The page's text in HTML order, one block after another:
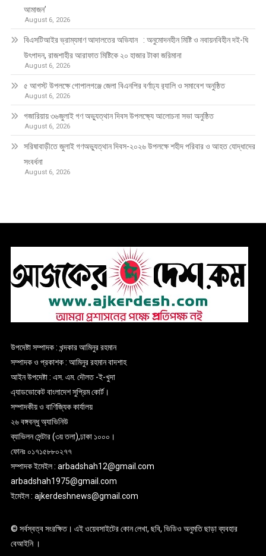
আমাজন’
August 6, 2026
বিএসটিআইর ভ্রাম্যমাণ আদালতের অভিযান : অনুমোদনহীন মিষ্টি ও নবায়নবিহীন দই-ঘি
উৎপাদন, রাজশাহীর আরাফাত মিষ্টিকে ২০ হাজার টাকা জরিমানা
August 6, 2026
৫ আগস্ট উপলক্ষে গোপালগঞ্জে জেলা বিএনপির বর্ণাঢ্য র‍্যালি ও সমাবেশ অনুষ্ঠিত
August 6, 2026
গজারিয়ায় ৩৬জুলাই গণ অভ্যুত্থান দিবস উপলক্ষ্যে আলোচনা সভা অনুষ্ঠিত
August 6, 2026
সরিষাবাড়ীতে জুলাই গণঅভ্যুত্থান দিবস-২০২৬ উপলক্ষে শহীদ পরিবার ও আহত যোদ্ধাদের
সংবর্ধনা
August 6, 2026
উপদেষ্টা সম্পাদক : খন্দকার আমিনুর রহমান
সম্পাদক ও প্রকাশক : আমিনুর রহমান বাদশাহ
আইন উপদেষ্টা : এস. এম. দৌলত -ই-খুদা
এ্যাডভোকেট বাংলাদেশ সুপ্রিম কোর্ট।
সম্পাদকীয় ও বাণিজ্যিক কার্যালয়
২৬ বঙ্গবন্ধু অ্যাভিনিউ
ব্যাভিলন সেন্টার (৩য় তলা),ঢাকা ১০০০।
ফোনঃ ০১৭১৫৮৮০২৭৭
সম্পাদক ইমেইল : arbadshah12@gmail.com
arbadshah1975@gmail.com
ইমেইল : ajkerdeshnews@gmail.com
© সর্বস্বত্ব সংরক্ষিত। এই ওয়েবসাইটের কোন লেখা, ছবি, ভিডিও অনুমতি ছাড়া ব্যবহার
বেআইনি ।